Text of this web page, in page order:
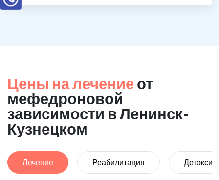
Цены на лечение от
мефедроновой
зависимости в Ленинск-
Кузнецком
Лечение Реабилитация